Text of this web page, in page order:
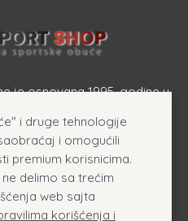
je osnovana 1995. godine u
i sportske odeće online.
i druge tehnologije
i omogućili
premium korisnicima.
delimo sa trećim
web sajta
korišćenja i